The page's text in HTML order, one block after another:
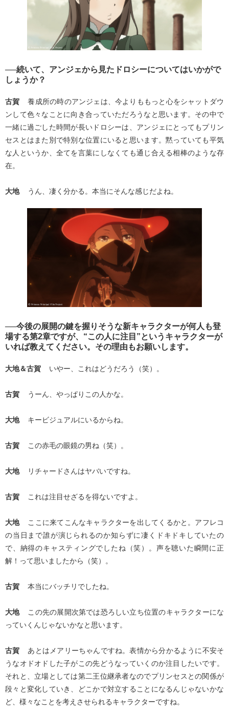
──続いて、アンジェから見たドロシーについてはいかがで
しょうか？
古賀
養成所の時のアンジェは、今よりももっと心をシャットダウ
ンして色々なことに向き合っていただろうなと思います。その中で
一緒に過ごした時間が長いドロシーは、アンジェにとってもプリン
セスとはまた別で特別な位置にいると思います。黙っていても平気
な人というか、全てを言葉にしなくても通じ合える相棒のような存
在。
大地 うん、凄く分かる。本当にそんな感じだよね。
──今後の展開の鍵を握りそうな新キャラクターが何人も登
場する第2章ですが、“この人に注目”というキャラクターが
いれば教えてください。その理由もお願いします。
大地＆古賀 いやー、これはどうだろう（笑）。
古賀 うーん、やっぱりこの人かな。
大地 キービジュアルにいるからね。
古賀 この赤毛の眼鏡の男ね（笑）。
大地 リチャードさんはヤバいですね。
古賀 これは注目せざるを得ないですよ。
大地
ここに来てこんなキャラクターを出してくるかと。アフレコ
の当日まで誰が演じられるのか知らずに凄くドキドキしていたの
で、納得のキャスティングでしたね（笑）。声を聴いた瞬間に正
解！って思いましたから（笑）。
古賀 本当にバッチリでしたね。
大地
この先の展開次第では恐ろしい立ち位置のキャラクターにな
っていくんじゃないかなと思います。
古賀
あとはメアリーちゃんですね。表情から分かるように不安そ
うなオドオドした子がこの先どうなっていくのか注目したいです。
それと、立場としては第二王位継承者なのでプリンセスとの関係が
段々と変化していき、どこかで対立することになるんじゃないかな
ど、様々なことを考えさせられるキャラクターですね。